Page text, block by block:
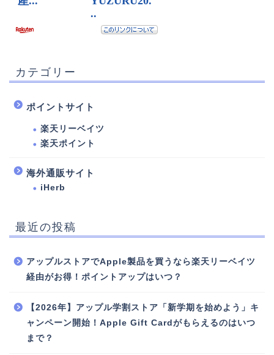
カテゴリー
ポイントサイト
楽天リーベイツ
楽天ポイント
海外通販サイト
iHerb
最近の投稿
アップルストアでApple製品を買うなら楽天リーベイツ
経由がお得！ポイントアップはいつ？
【2026年】アップル学割ストア「新学期を始めよう」キ
ャンペーン開始！Apple Gift Cardがもらえるのはいつ
まで？